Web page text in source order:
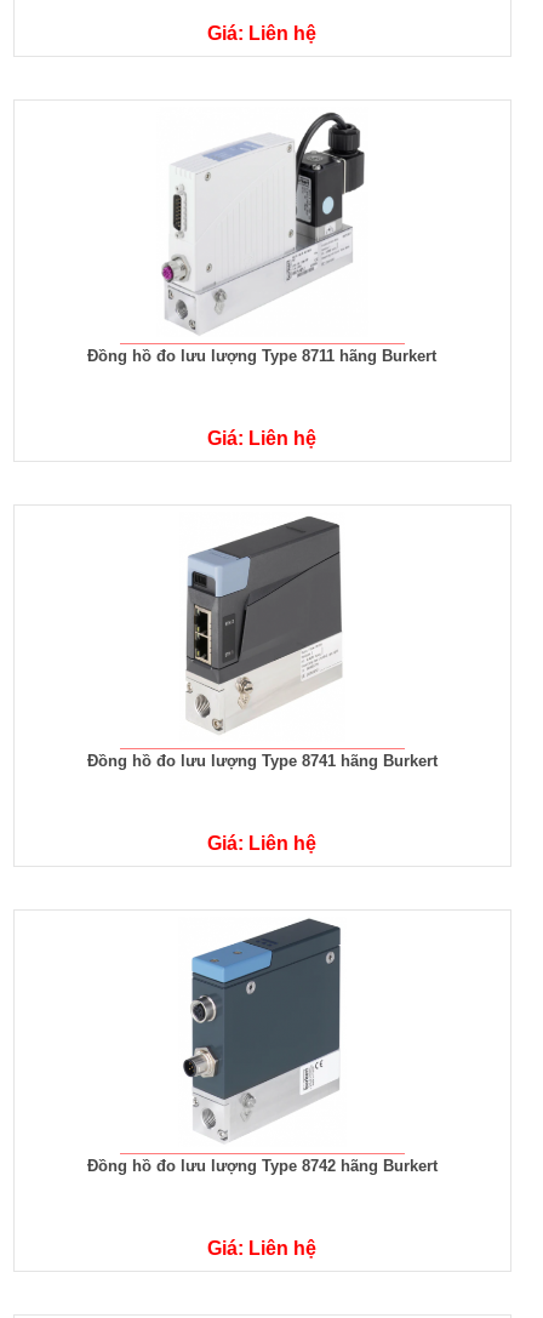
Giá: Liên hệ
Đồng hồ đo lưu lượng Type 8711 hãng Burkert
Giá: Liên hệ
Đồng hồ đo lưu lượng Type 8741 hãng Burkert
Giá: Liên hệ
Đồng hồ đo lưu lượng Type 8742 hãng Burkert
Giá: Liên hệ